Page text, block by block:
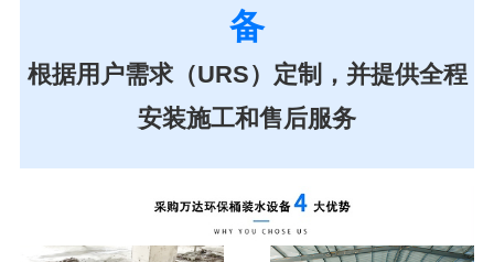
备
根据用户需求（URS）定制，并提供全程
安装施工和售后服务